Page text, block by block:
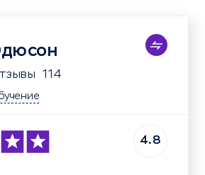
114
4.8